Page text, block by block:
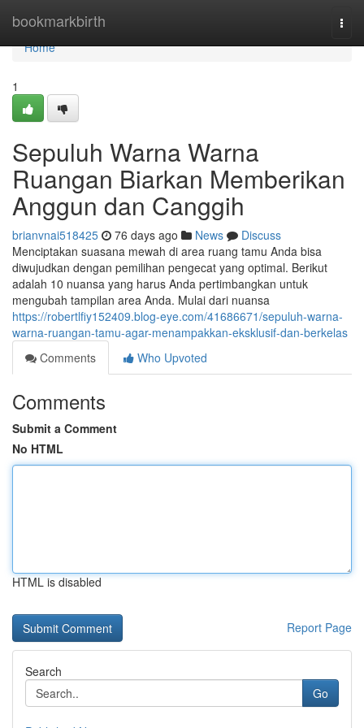
bookmarkbirth
Home
Home
1
Sepuluh Warna Warna
Ruangan Biarkan Memberikan
Anggun dan Canggih
brianvnai518425 76 days ago News
Discuss
Menciptakan suasana mewah di area ruang tamu Anda bisa
diwujudkan dengan pemilihan pengecat yang optimal. Berikut
adalah 10 nuansa yang harus Anda pertimbangkan untuk
mengubah tampilan area Anda. Mulai dari nuansa
https://robertlfiy152409.blog-eye.com/41686671/sepuluh-warna-
warna-ruangan-tamu-agar-menampakkan-eksklusif-dan-berkelas
Comments
Who Upvoted
Comments
Submit a Comment
No HTML
HTML is disabled
Report Page
Search
Go